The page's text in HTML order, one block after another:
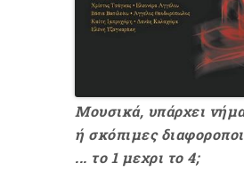
Μουσικά, υπάρχει
ή σκόπιμες
... το 1 μεχρι το 4;